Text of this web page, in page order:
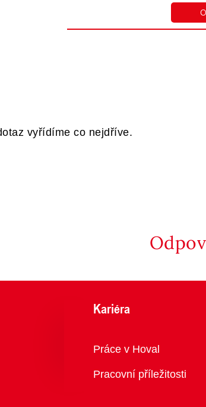
vyřídíme co nejdříve.
Kariéra
Přehled
Práce v Hoval
Pracovní příležitosti